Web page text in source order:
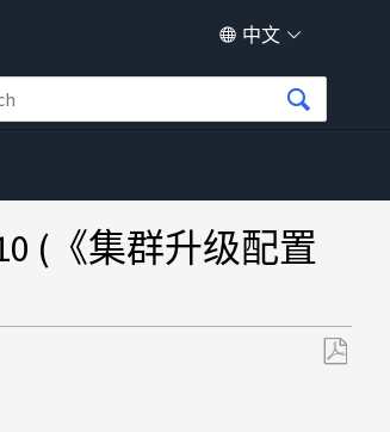
中文
(《集群升级配置